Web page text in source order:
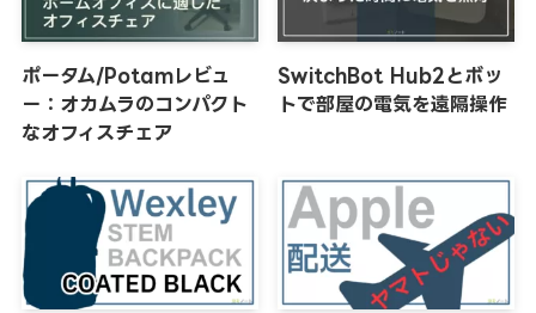
ポータム/Potamレビュ
ー：オカムラのコンパクト
なオフィスチェア
SwitchBot Hub2とボッ
トで部屋の電気を遠隔操作